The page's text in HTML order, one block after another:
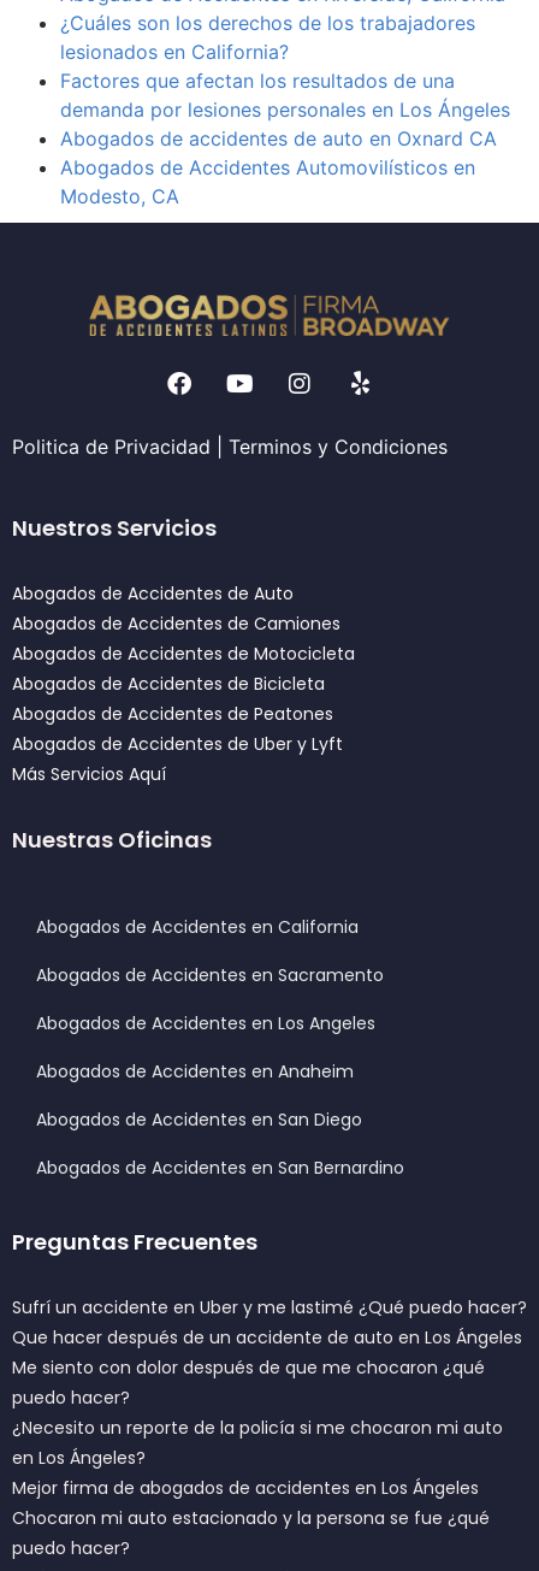
¿Cuáles son los derechos de los trabajadores
lesionados en California?
Factores que afectan los resultados de una
demanda por lesiones personales en Los Ángeles
Abogados de accidentes de auto en Oxnard CA
Abogados de Accidentes Automovilísticos en
Modesto, CA
Politica de Privacidad Terminos y Condiciones
Nuestros Servicios
Abogados de Accidentes de Auto
Abogados de Accidentes de Camiones
Abogados de Accidentes de Motocicleta
Abogados de Accidentes de Bicicleta
Abogados de Accidentes de Peatones
Abogados de Accidentes de Uber y Lyft
Más Servicios Aquí
Nuestras Oficinas
Abogados de Accidentes en California
Abogados de Accidentes en Sacramento
Abogados de Accidentes en Los Angeles
Abogados de Accidentes en Anaheim
Abogados de Accidentes en San Diego
Abogados de Accidentes en San Bernardino
Preguntas Frecuentes
Sufrí un accidente en Uber y me lastimé ¿Qué puedo hacer?
Que hacer después de un accidente de auto en Los Ángeles
Me siento con dolor después de que me chocaron ¿qué
puedo hacer?
¿Necesito un reporte de la policía si me chocaron mi auto
en Los Ángeles?
Mejor firma de abogados de accidentes en Los Ángeles
Chocaron mi auto estacionado y la persona se fue ¿qué
puedo hacer?